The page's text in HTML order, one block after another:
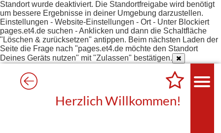
Standort wurde deaktiviert. Die Standortfreigabe wird benötigt
um bessere Ergebnisse in deiner Umgebung darzustellen.
Einstellungen - Website-Einstellungen - Ort - Unter Blockiert
pages.et4.de suchen - Anklicken und dann die Schaltfläche
"Löschen & zurücksetzen" antippen. Beim nächsten Laden der
Seite die Frage nach "pages.et4.de möchte den Standort
Deines Geräts nutzen" mit "Zulassen" bestätigen.
Herzlich Willkommen!